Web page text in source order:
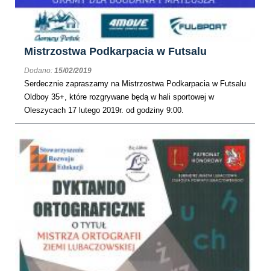
Mistrzostwa Podkarpacia w Futsalu
Dodano: 15/02/2019
Serdecznie zapraszamy na Mistrzostwa Podkarpacia w Futsalu
Oldboy 35+, które rozgrywane będą w hali sportowej w
Oleszycach 17 lutego 2019r. od godziny 9:00.